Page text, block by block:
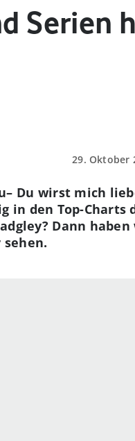
Serien
29. Oktober
Du wirst mich
den Top-Charts
Dann